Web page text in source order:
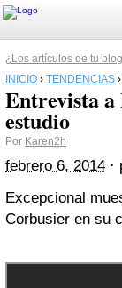
¿Los artículos de tu
INICIO › TENDENCIAS ›
Entrevista a
estudio
Por Karen2h
febrero 6, 2014 ·
Excepcional
Corbusier en su